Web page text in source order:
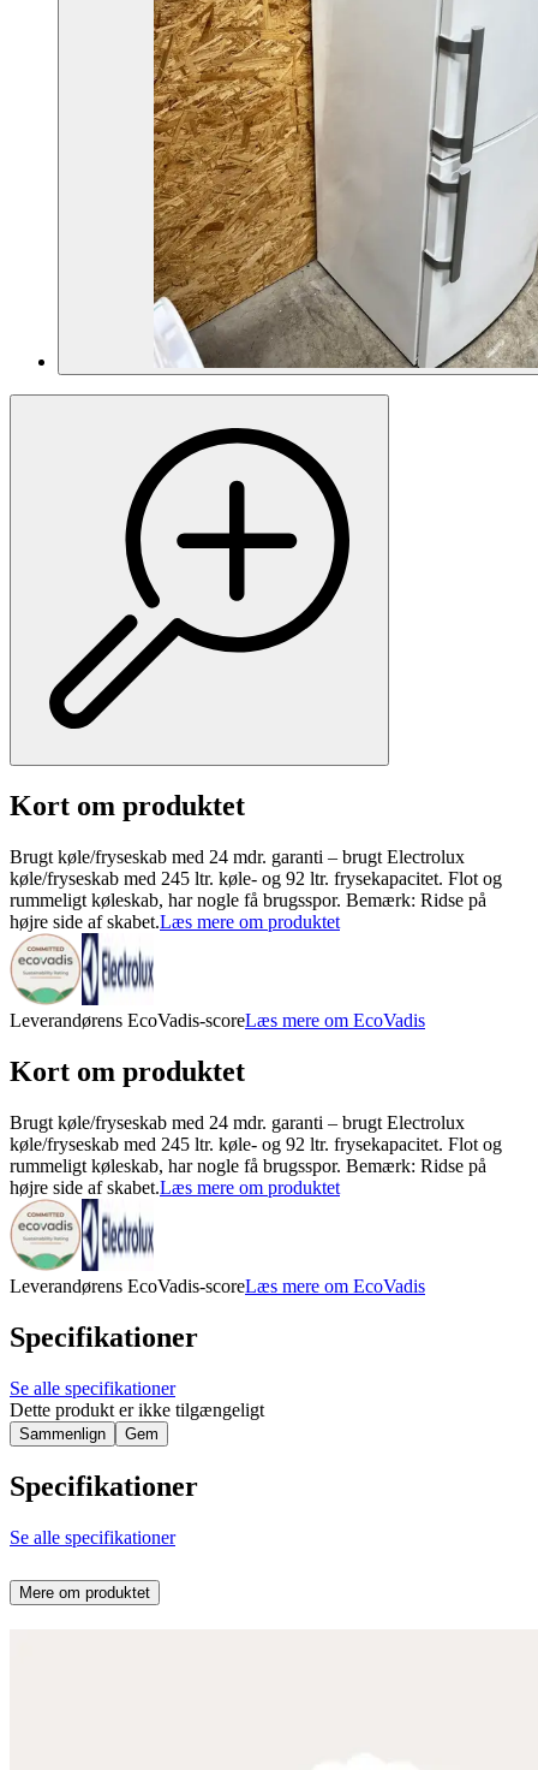
Kort om produktet
Brugt køle/fryseskab med 24 mdr. garanti – brugt Electrolux
køle/fryseskab med 245 ltr. køle- og 92 ltr. frysekapacitet. Flot og
rummeligt køleskab, har nogle få brugsspor. Bemærk: Ridse på
højre side af skabet.Læs mere om produktet
Leverandørens EcoVadis-scoreLæs mere om EcoVadis
Kort om produktet
Brugt køle/fryseskab med 24 mdr. garanti – brugt Electrolux
køle/fryseskab med 245 ltr. køle- og 92 ltr. frysekapacitet. Flot og
rummeligt køleskab, har nogle få brugsspor. Bemærk: Ridse på
højre side af skabet.Læs mere om produktet
Leverandørens EcoVadis-scoreLæs mere om EcoVadis
Specifikationer
Se alle specifikationer
Dette produkt er ikke tilgængeligt
Sammenlign Gem
Specifikationer
Se alle specifikationer
Mere om produktet